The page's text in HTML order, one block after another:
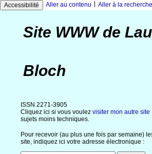
Accessibilité Aller au contenu Aller à la recherche
Site WWW de
Bloch
ISSN 2271-3905
Cliquez ici si vous voulez visiter mon autre site
sujets moins techniques.
Pour recevoir (au plus une fois par semaine)
site, indiquez ici votre adresse électronique :